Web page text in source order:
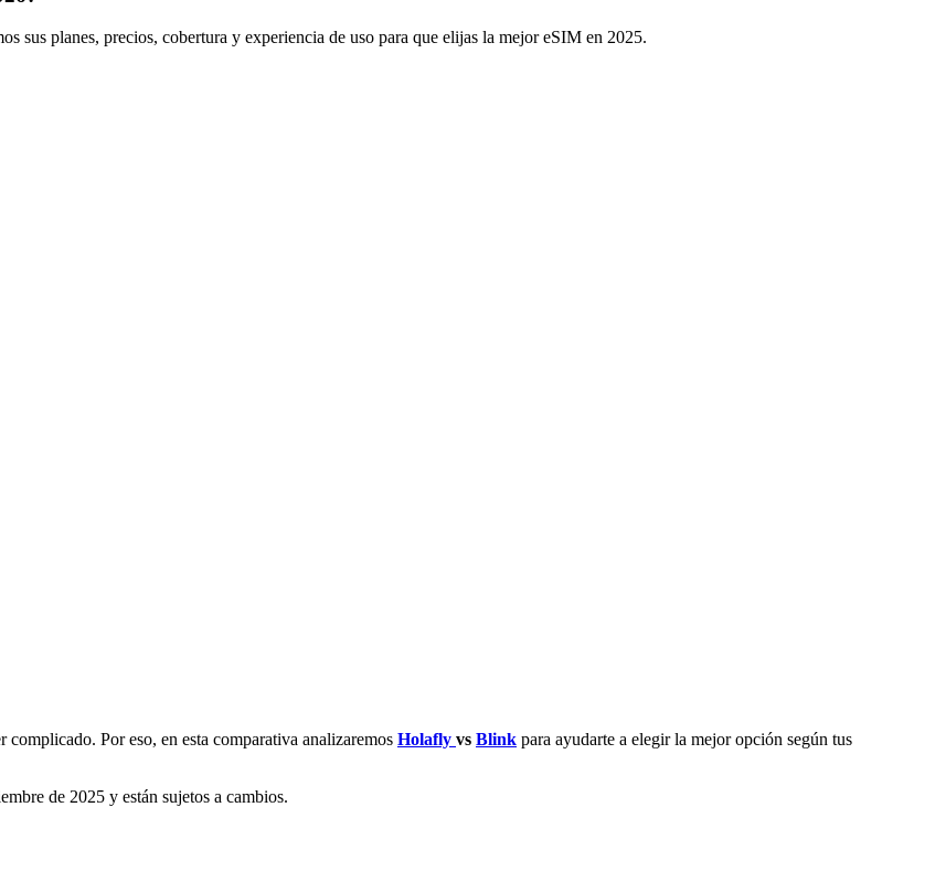
planes, precios, cobertura y experiencia de uso para que elijas la mejor eSIM en 2025.
complicado. Por eso, en esta comparativa analizaremos Holafly vs Blink para ayudarte a elegir la mejor opción según tus
de 2025 y están sujetos a cambios.